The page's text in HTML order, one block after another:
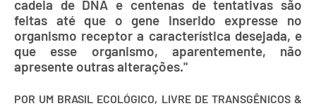
cadeia de DNA e centenas de tentativas são
feitas até que o gene inserido expresse no
organismo receptor a característica desejada, e
que esse organismo, aparentemente, não
apresente outras alterações."
POR UM BRASIL ECOLÓGICO, LIVRE DE TRANSGÊNICOS &